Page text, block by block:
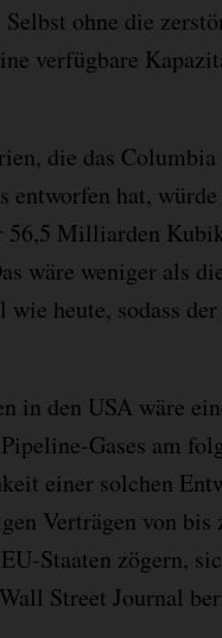
ohne die
verfügbare
die das
entworfen hat,
56,5 Milliarden
wäre weniger als
heute, sodass
in den USA wäre
Gases am
einer solchen
Verträgen von bis
Staaten zögern,
Street Journal